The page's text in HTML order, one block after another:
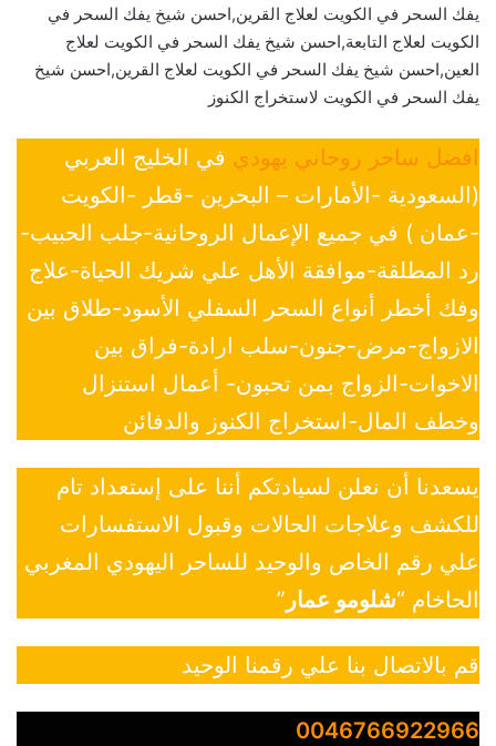
يفك السحر في الكويت لعلاج القرين,احسن شيخ يفك السحر في
الكويت لعلاج التابعة,احسن شيخ يفك السحر في الكويت لعلاج
العين,احسن شيخ يفك السحر في الكويت لعلاج القرين,احسن شيخ
يفك السحر في الكويت لاستخراج الكنوز
افضل ساحر روحاني يهودي في الخليج العربي
(السعودية -الأمارات – البحرين -قطر -الكويت
-عمان ) في جميع الإعمال الروحانية-جلب الحبيب-
رد المطلقة-موافقة الأهل علي شريك الحياة-علاج
وفك أخطر أنواع السحر السفلي الأسود-طلاق بين
الازواج-مرض-جنون-سلب ارادة-فراق بين
الاخوات-الزواج بمن تحبون- أعمال استنزال
وخطف المال-استخراج الكنوز والدفائن
يسعدنا أن نعلن لسيادتكم أننا على إستعداد تام
للكشف وعلاجات الحالات وقبول الاستفسارات
علي رقم الخاص والوحيد للساحر اليهودي المغربي
الحاخام “شلومو عمار ”
قم بالاتصال بنا علي رقمنا الوحيد
0046766922966